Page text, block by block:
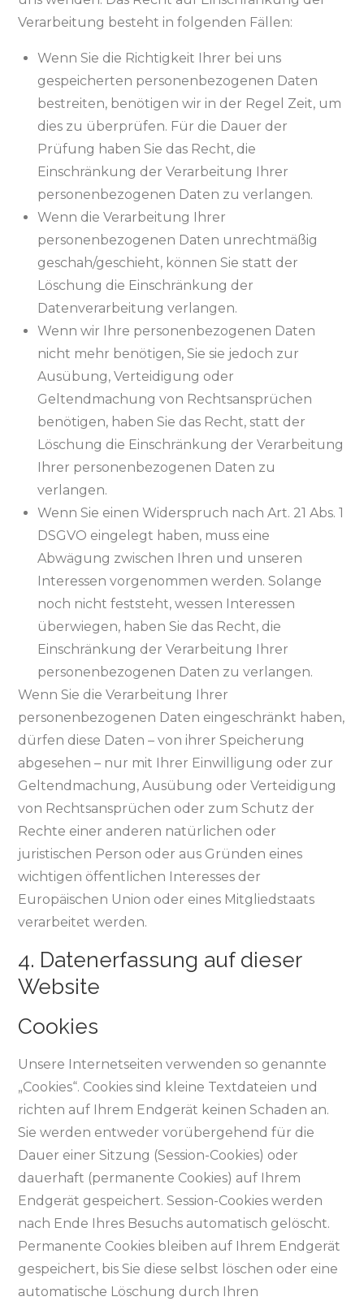
Verarbeitung besteht in folgenden Fällen:
Wenn Sie die Richtigkeit Ihrer bei uns
gespeicherten personenbezogenen Daten
bestreiten, benötigen wir in der Regel Zeit, um
dies zu überprüfen. Für die Dauer der
Prüfung haben Sie das Recht, die
Einschränkung der Verarbeitung Ihrer
personenbezogenen Daten zu verlangen.
Wenn die Verarbeitung Ihrer
personenbezogenen Daten unrechtmäßig
geschah/geschieht, können Sie statt der
Löschung die Einschränkung der
Datenverarbeitung verlangen.
Wenn wir Ihre personenbezogenen Daten
nicht mehr benötigen, Sie sie jedoch zur
Ausübung, Verteidigung oder
Geltendmachung von Rechtsansprüchen
benötigen, haben Sie das Recht, statt der
Löschung die Einschränkung der Verarbeitung
Ihrer personenbezogenen Daten zu
verlangen.
Wenn Sie einen Widerspruch nach Art. 21 Abs. 1
DSGVO eingelegt haben, muss eine
Abwägung zwischen Ihren und unseren
Interessen vorgenommen werden. Solange
noch nicht feststeht, wessen Interessen
überwiegen, haben Sie das Recht, die
Einschränkung der Verarbeitung Ihrer
personenbezogenen Daten zu verlangen.
Wenn Sie die Verarbeitung Ihrer
personenbezogenen Daten eingeschränkt haben,
dürfen diese Daten – von ihrer Speicherung
abgesehen – nur mit Ihrer Einwilligung oder zur
Geltendmachung, Ausübung oder Verteidigung
von Rechtsansprüchen oder zum Schutz der
Rechte einer anderen natürlichen oder
juristischen Person oder aus Gründen eines
wichtigen öffentlichen Interesses der
Europäischen Union oder eines Mitgliedstaats
verarbeitet werden.
4. Datenerfassung auf dieser
Website
Cookies
Unsere Internetseiten verwenden so genannte
„Cookies“. Cookies sind kleine Textdateien und
richten auf Ihrem Endgerät keinen Schaden an.
Sie werden entweder vorübergehend für die
Dauer einer Sitzung (Session-Cookies) oder
dauerhaft (permanente Cookies) auf Ihrem
Endgerät gespeichert. Session-Cookies werden
nach Ende Ihres Besuchs automatisch gelöscht.
Permanente Cookies bleiben auf Ihrem Endgerät
gespeichert, bis Sie diese selbst löschen oder eine
automatische Löschung durch Ihren